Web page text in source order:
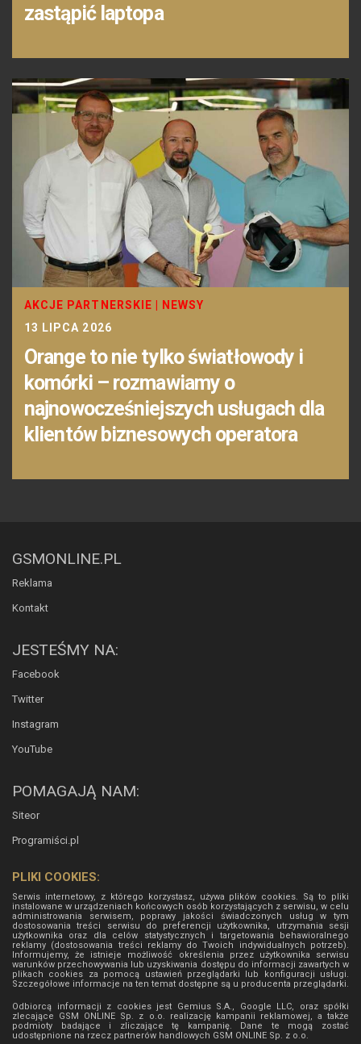
zastąpić laptopa
AKCJE PARTNERSKIE
NEWSY
13 LIPCA 2026
Orange to nie tylko światłowody i
komórki – rozmawiamy o
najnowocześniejszych usługach dla
klientów biznesowych operatora
GSMONLINE.PL
Reklama
Kontakt
JESTEŚMY NA:
Facebook
Twitter
Instagram
YouTube
POMAGAJĄ NAM:
Siteor
Programiści.pl
PLIKI COOKIES:
Serwis internetowy, z którego korzystasz, używa plików cookies. Są to pliki
instalowane w urządzeniach końcowych osób korzystających z serwisu, w celu
administrowania serwisem, poprawy jakości świadczonych usług w tym
dostosowania treści serwisu do preferencji użytkownika, utrzymania sesji
użytkownika oraz dla celów statystycznych i targetowania behawioralnego
reklamy (dostosowania treści reklamy do Twoich indywidualnych potrzeb).
Informujemy, że istnieje możliwość określenia przez użytkownika serwisu
warunków przechowywania lub uzyskiwania dostępu do informacji zawartych w
plikach cookies za pomocą ustawień przeglądarki lub konfiguracji usługi.
Szczegółowe informacje na ten temat dostępne są u producenta przeglądarki.
Odbiorcą informacji z cookies jest Gemius S.A., Google LLC, oraz spółki
zlecające GSM ONLINE Sp. z o.o. realizację kampanii reklamowej, a także
podmioty badające i zliczające tę kampanię. Dane te mogą zostać
udostępnione na rzecz partnerów handlowych GSM ONLINE Sp. z o.o.